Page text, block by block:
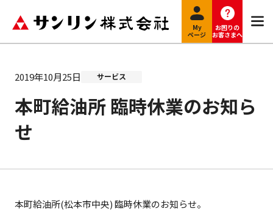
My
ページ
お困りの
お客さまへ
2019年10月25日 サービス
本町給油所 臨時休業のお知ら
せ
本町給油所(松本市中央) 臨時休業のお知らせ。